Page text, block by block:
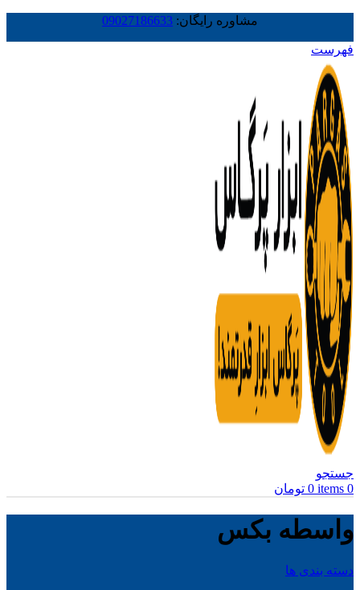
مشاوره رایگان: 09027186633
فهرست
جستجو
0
items
0 تومان
واسطه بکس
دسته بندی ها